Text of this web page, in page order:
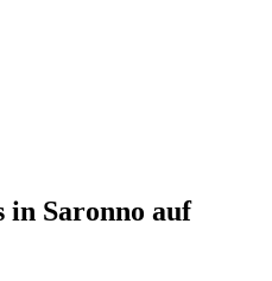
in Saronno auf